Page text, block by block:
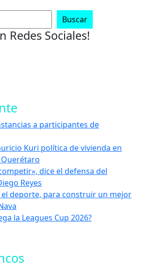
Buscar
Redes Sociales!
a participantes de
Kuri política de vivienda en
dice el defensa del
Reyes
deporte, para construir un mejor
la Leagues Cup 2026?